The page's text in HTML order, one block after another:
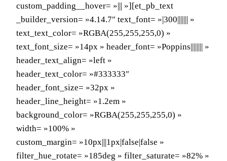
custom_padding__hover= »||| »][et_pb_text
_builder_version= »4.14.7″ text_font= »|300||||||| »
text_text_color= »RGBA(255,255,255,0) »
text_font_size= »14px » header_font= »Poppins|||||||| »
header_text_align= »left »
header_text_color= »#333333″
header_font_size= »32px »
header_line_height= »1.2em »
background_color= »RGBA(255,255,255,0) »
width= »100% »
custom_margin= »10px|||1px|false|false »
filter_hue_rotate= »185deg » filter_saturate= »82% »